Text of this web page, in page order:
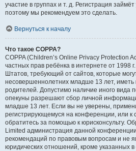
участие в группах и т. д. Регистрация
поэтому мы рекомендуем это сделать.
Вернуться к началу
Что такое COPPA?
COPPA (Children’s Online Privacy Protection
частных прав ребёнка в интернете от 1998
Штатов, требующий от сайтов, которые
несовершеннолетних младше 13 лет, иметь
родителей. Допустимо наличие иного вида
опекуны разрешают сбор личной
младше 13 лет. Если вы не уверены,
регистрирующемуся на конференции, или к
обратитесь за помощью к юрисконсульту.
Limited администрация данной
рекомендаций по правовым вопросам и не
юридических отношений, кроме указанных